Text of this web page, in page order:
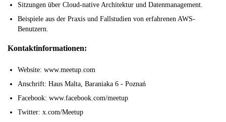
Sitzungen über Cloud-native Architektur und Datenmanagement.
Beispiele aus der Praxis und Fallstudien von erfahrenen AWS-
Benutzern.
Kontaktinformationen:
Website: www.meetup.com
Anschrift: Haus Malta, Baraniaka 6 - Poznań
Facebook: www.facebook.com/meetup
Twitter: x.com/Meetup